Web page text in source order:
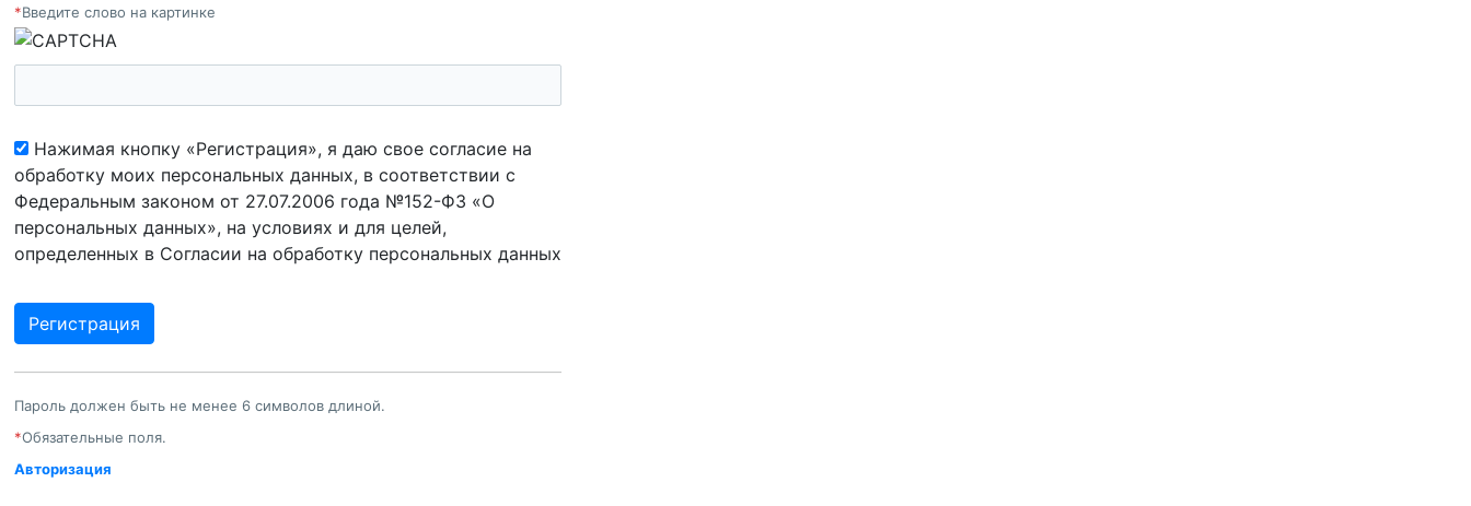
*Введите слово на картинке
Нажимая кнопку «Регистрация», я даю свое согласие на
обработку моих персональных данных, в соответствии с
Федеральным законом от 27.07.2006 года №152-ФЗ «О
персональных данных», на условиях и для целей,
определенных в Согласии на обработку персональных данных
Пароль должен быть не менее 6 символов длиной.
*Обязательные поля.
Авторизация